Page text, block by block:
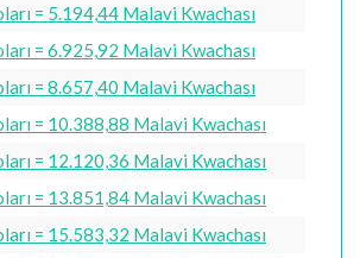
= 5.194,44 Malavi Kwachası
= 6.925,92 Malavi Kwachası
= 8.657,40 Malavi Kwachası
= 10.388,88 Malavi Kwachası
= 12.120,36 Malavi Kwachası
= 13.851,84 Malavi Kwachası
= 15.583,32 Malavi Kwachası